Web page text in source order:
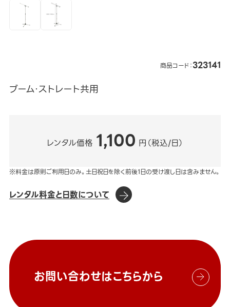
商品コード：323141
ブーム・ストレート共用
レンタル価格 1,100 円（税込/日）
※料金は原則ご利用日のみ。土日祝日を除く前後1日の受け渡し日は含みません。
レンタル料金と日数について
お問い合わせはこちらから